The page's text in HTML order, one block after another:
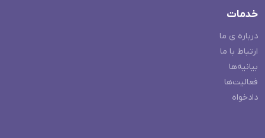
خدمات
درباره ی ما
ارتباط با ما
بیانیه‌ها
فعالیت‌ها
دادخواه